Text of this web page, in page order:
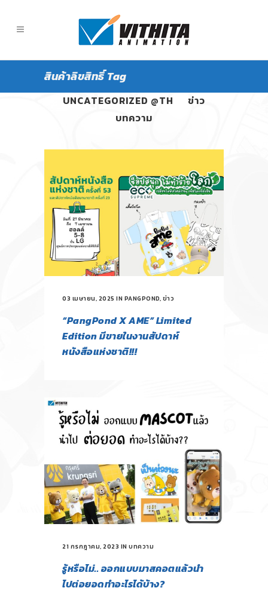
สินค้าลิขสิทธิ์ Tag
ALL
PANGPOND
UNCATEGORIZED @TH
ข่าว
บทความ
03 เมษายน, 2025 IN PANGPOND, ข่าว
“PangPond X AME” Limited
Edition มีขายในงานสัปดาห์
หนังสือแห่งชาติ!!!
21 กรกฎาคม, 2023 IN บทความ
รู้หรือไม่.. ออกแบบมาสคอตแล้วนำ
ไปต่อยอดทำอะไรได้บ้าง?